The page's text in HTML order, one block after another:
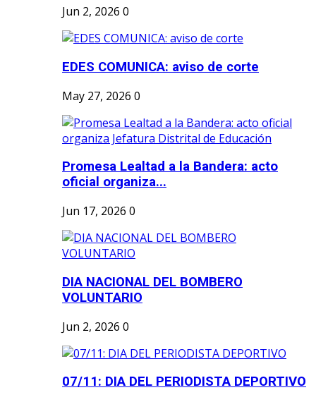
Jun 2, 2026 0
EDES COMUNICA: aviso de corte
May 27, 2026 0
Promesa Lealtad a la Bandera: acto
oficial organiza...
Jun 17, 2026 0
DIA NACIONAL DEL BOMBERO
VOLUNTARIO
Jun 2, 2026 0
07/11: DIA DEL PERIODISTA DEPORTIVO